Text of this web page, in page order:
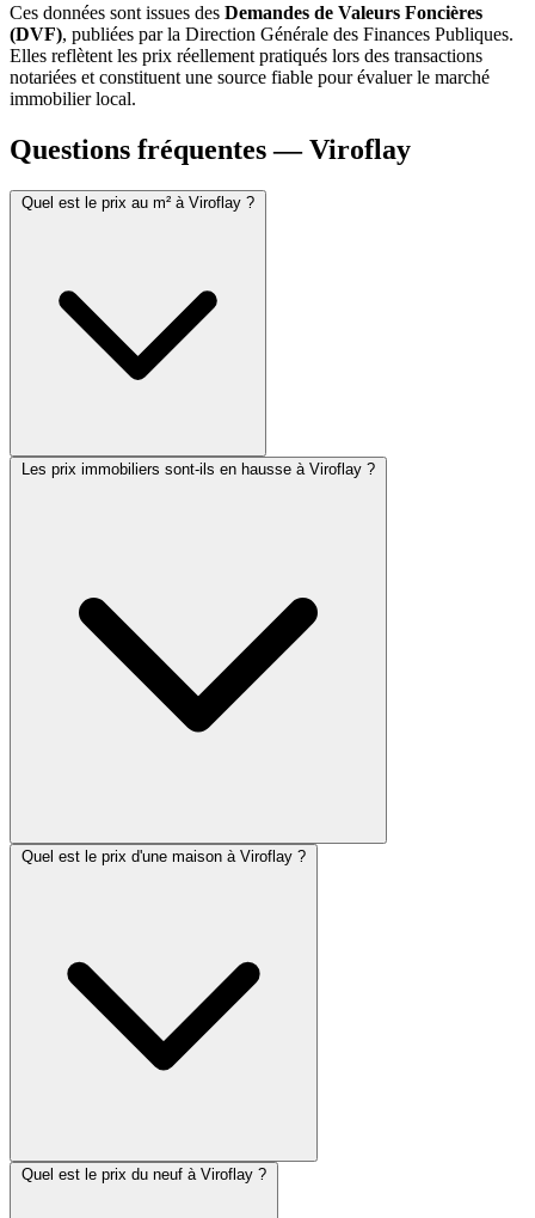
Ces données sont issues des Demandes de Valeurs Foncières
(DVF), publiées par la Direction Générale des Finances Publiques.
Elles reflètent les prix réellement pratiqués lors des transactions
notariées et constituent une source fiable pour évaluer le marché
immobilier local.
Questions fréquentes — Viroflay
Quel est le prix au m² à Viroflay ?
Les prix immobiliers sont-ils en hausse à Viroflay ?
Quel est le prix d'une maison à Viroflay ?
Quel est le prix du neuf à Viroflay ?